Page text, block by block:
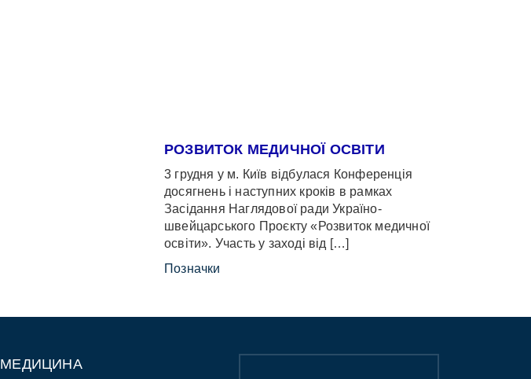
РОЗВИТОК МЕДИЧНОЇ ОСВІТИ
3 грудня у м. Київ відбулася Конференція
досягнень і наступних кроків в рамках
Засідання Наглядової ради Україно-
швейцарського Проєкту «Розвиток медичної
освіти». Участь у заході від […]
Позначки
МЕДИЦИНА